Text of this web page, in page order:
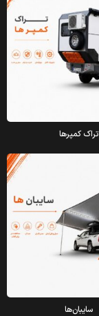
تراک کمپرها
سایبان‌ها